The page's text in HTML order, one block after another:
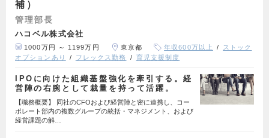
補）
管理部長
ハコベル株式会社
1000万円 ～ 1199万円 東京都 年収600万以上
ストック
オプションあり
フレックス勤務 育児支援制度
IPOに向けた組織基盤強化を牽引する。経
営陣の右腕として裁量を持って活躍。
【職務概要】 同社のCFOおよび経営陣と密に連携し、コー
ポレート部内の複数グループの統括・マネジメント、および
経営課題の解…